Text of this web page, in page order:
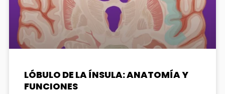
LÓBULO DE LA ÍNSULA: ANATOMÍA Y
FUNCIONES